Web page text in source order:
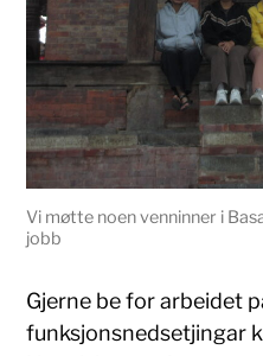
Vi møtte noen venninner i
jobb
Gjerne be for arbeidet
funksjonsnedsetjingar